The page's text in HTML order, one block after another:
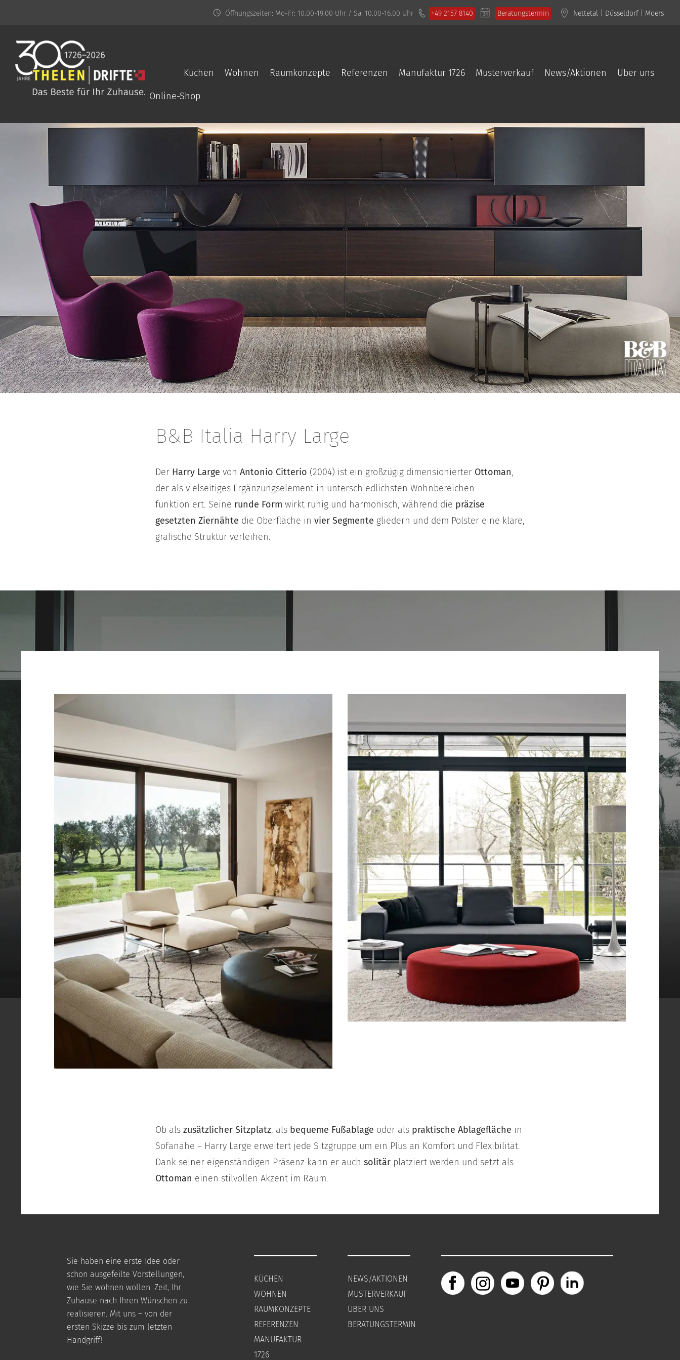
Öffnungszeiten: Mo-Fr: 10.00-19.00 Uhr / Sa: 10.00-16.00 Uhr +49 2157 8140 Beratungstermin Nettetal Düsseldorf| Moers
Küchen Wohnen Raumkonzepte Referenzen Manufaktur 1726 Musterverkauf News/Aktionen Über uns
Online-Shop
B&B Italia Harry Large
Der Harry Large von Antonio Citterio (2004) ist ein großzügig dimensionierter Ottoman,
der als vielseitiges Ergänzungselement in unterschiedlichsten Wohnbereichen
funktioniert. Seine runde Form wirkt ruhig und harmonisch, während die präzise
gesetzten Ziernähte die Oberfläche in vier Segmente gliedern und dem Polster eine klare,
grafische Struktur verleihen.
Ob als zusätzlicher Sitzplatz, als bequeme Fußablage oder als praktische Ablagefläche in
Sofanähe – Harry Large erweitert jede Sitzgruppe um ein Plus an Komfort und Flexibilität.
Dank seiner eigenständigen Präsenz kann er auch solitär platziert werden und setzt als
Ottoman einen stilvollen Akzent im Raum.
Sie haben eine erste Idee oder
schon ausgefeilte Vorstellungen,
wie Sie wohnen wollen. Zeit, Ihr
Zuhause nach Ihren Wünschen zu
realisieren. Mit uns – von der
ersten Skizze bis zum letzten
Handgriff!
KÜCHEN
WOHNEN
RAUMKONZEPTE
REFERENZEN
MANUFAKTUR
1726
NEWS/AKTIONEN
MUSTERVERKAUF
ÜBER UNS
BERATUNGSTERMIN